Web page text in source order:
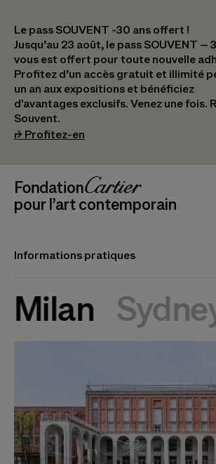
Le pass SOUVENT -30 ans offert !
Jusqu’au 23 août, le pass SOUVENT –
vous est offert pour toute nouvelle
Profitez d’un accès gratuit et illimité
un an aux expositions et bénéficiez
d'avantages exclusifs.​ Venez une fois.
Souvent.
⮣ Profitez-en
Navigation en-tête
_logoFondation
pour l’art contemporain
Informations pratiques
Milan